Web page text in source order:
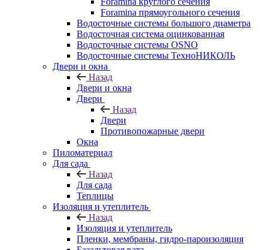
Foramina прямоугольного сечения
Водосточные системы большого диаметра
Водосточная система оцинкованная
Водосточные системы OSNO
Водосточные системы ТехноНИКОЛЬ
Двери и окна
Назад
Двери и окна
Двери
Назад
Двери
Противопожарные двери
Окна
Пиломатериал
Для сада
Назад
Для сада
Теплицы
Изоляция и утеплитель
Назад
Изоляция и утеплитель
Пленки, мембраны, гидро-пароизоляция